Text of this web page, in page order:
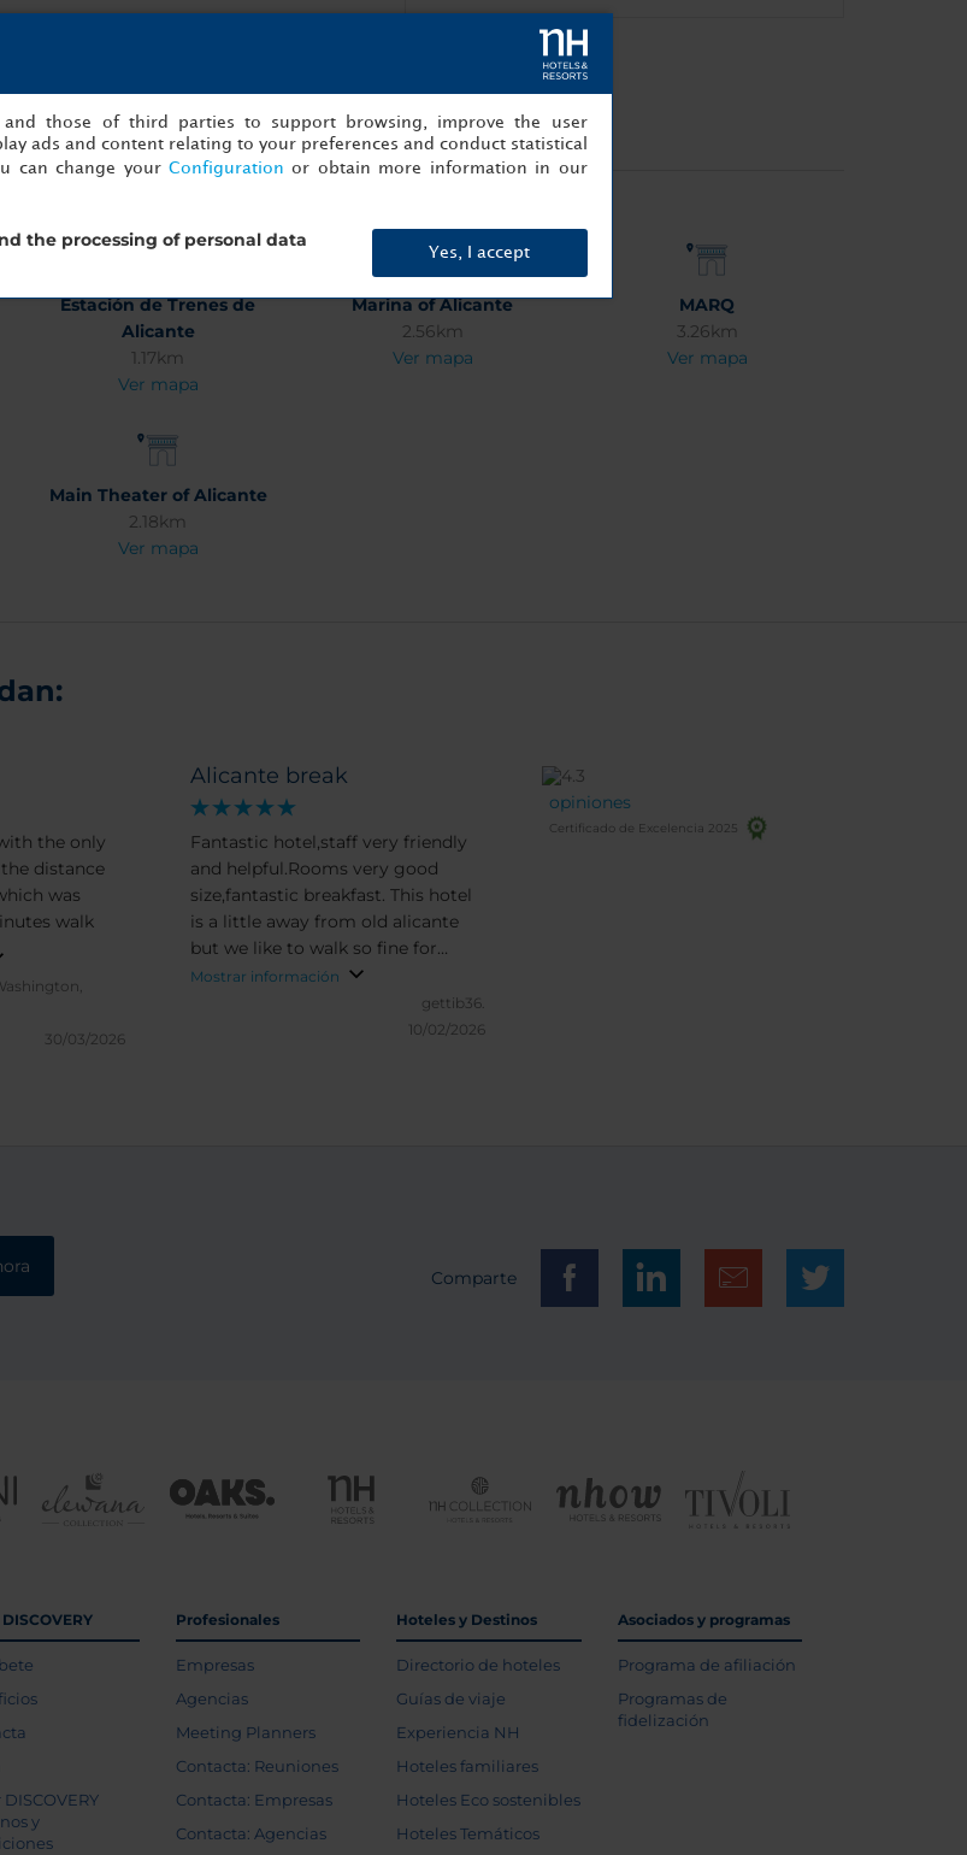
Estación de Trenes de
Alicante
1.17km
Ver mapa
Marina of Alicante
2.56km
Ver mapa
MARQ
3.26km
Ver mapa
Main Theater of Alicante
2.18km
Ver mapa
the only
distance
was
walk
30/03/2026
Alicante break
Fantastic hotel,staff very friendly
and helpful.Rooms very good
size,fantastic breakfast. This hotel
is a little away from old alicante
but we like to walk so fine for
us,you can get the bus just around
the corner or taxi.Would definitely
Mostrar información
gettib36.
10/02/2026
opiniones
Certificado de Excelencia 2025
Comparte
y
Profesionales
Empresas
Agencias
Meeting Planners
Contacta: Reuniones
Contacta: Empresas
Contacta: Agencias
Hoteles y Destinos
Directorio de hoteles
Guías de viaje
Experiencia NH
Hoteles familiares
Hoteles Eco sostenibles
Hoteles Temáticos
Asociados y programas
Programa de afiliación
Programas de
fidelización
those of third parties to support browsing, improve the user
ads and content relating to your preferences and conduct statistical
can change your Configuration or obtain more information in our
the processing of personal data
Yes, I accept